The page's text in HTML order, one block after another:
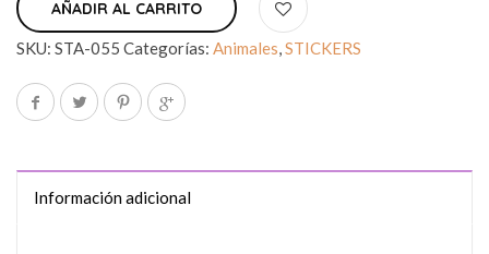
AÑADIR AL CARRITO
SKU: STA-055 Categorías: Animales,STICKERS
Información adicional